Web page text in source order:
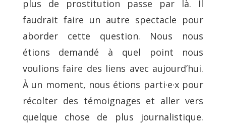
plus de prostitution passe par là. Il
faudrait faire un autre spectacle pour
aborder cette question. Nous nous
étions demandé à quel point nous
voulions faire des liens avec aujourd’hui.
À un moment, nous étions parti·e·x pour
récolter des témoignages et aller vers
quelque chose de plus journalistique.